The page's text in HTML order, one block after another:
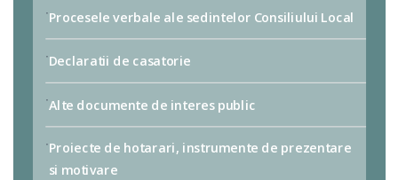
Procesele verbale ale sedintelor Consiliului Local
Declaratii de casatorie
Alte documente de interes public
Proiecte de hotarari, instrumente de prezentare
si motivare